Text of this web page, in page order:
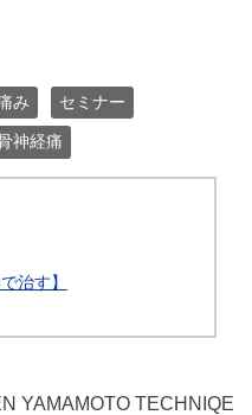
み セミナー
神経痛
治す】
YAMAMOTO TECHNIQE